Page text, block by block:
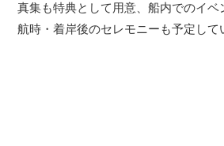
真集も特典として用意、船内でのイベ
航時・着岸後のセレモニーも予定して